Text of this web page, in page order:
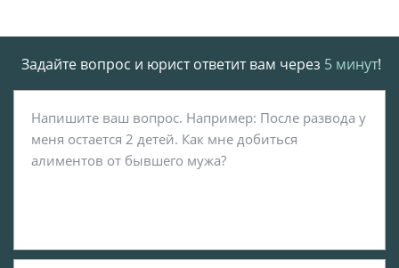
Задайте вопрос и юрист ответит вам через 5 минут!